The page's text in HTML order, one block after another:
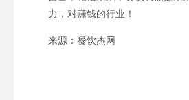
力，对赚钱的行业！
来源：餐饮杰网